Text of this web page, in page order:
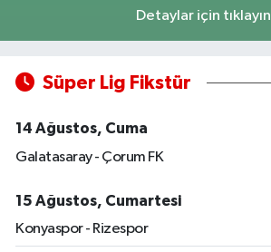
Detaylar için tıklayın
Süper Lig Fikstür
14 Ağustos, Cuma
Galatasaray - Çorum FK
15 Ağustos, Cumartesi
Konyaspor - Rizespor